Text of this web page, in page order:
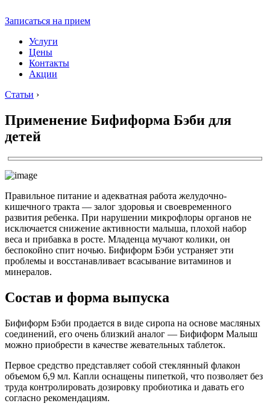
Записаться на прием
Услуги
Цены
Контакты
Акции
Статьи ›
Применение Бифиформа Бэби для
детей
Правильное питание и адекватная работа желудочно-
кишечного тракта — залог здоровья и своевременного
развития ребенка. При нарушении микрофлоры органов не
исключается снижение активности малыша, плохой набор
веса и прибавка в росте. Младенца мучают колики, он
беспокойно спит ночью. Бифиформ Бэби устраняет эти
проблемы и восстанавливает всасывание витаминов и
минералов.
Состав и форма выпуска
Бифиформ Бэби продается в виде сиропа на основе масляных
соединений, его очень близкий аналог — Бифиформ Малыш
можно приобрести в качестве жевательных таблеток.
Первое средство представляет собой стеклянный флакон
объемом 6,9 мл. Капли оснащены пипеткой, что позволяет без
труда контролировать дозировку пробиотика и давать его
согласно рекомендациям.